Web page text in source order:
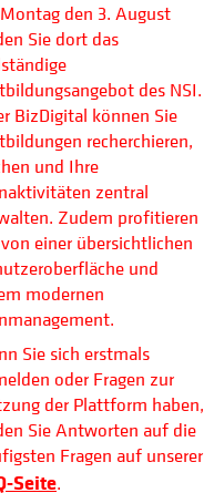
den 3. August
Sie dort das
des NSI.
BizDigital können Sie
recherchieren,
und Ihre
zentral
Zudem profitieren
einer übersichtlichen
und
modernen
Sie sich erstmals
oder Fragen zur
der Plattform haben,
Sie Antworten auf die
Fragen auf unserer
Seite.